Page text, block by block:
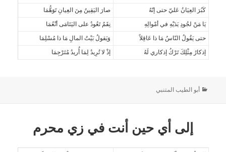
كَبُرَ العِيَانُ عَليّ حتى إنّهُ
صارَ اليَقِينُ مِنَ العِيانِ تَوَهُّمَا
يَا مَنْ لجُودِ يَدَيْهِ في أمْوالِهِ
نِقَمٌ تَعُودُ على اليَتَامَى أنْعُمَا
حتى يَقُولُ النّاسُ مَا ذا عَاقِلاً
وَيَقولُ بَيْتُ المالِ مَا ذا مُسْلِمَا
إذكارُ مِثْلِكَ تَرْكُ إذكاري لَهُ
إذْ لا تُرِيدُ لِمَا أُريدُ مُتَرْجِمَا
أبو الطيب المتنبي
إلى أي حين أنت في زي محرم